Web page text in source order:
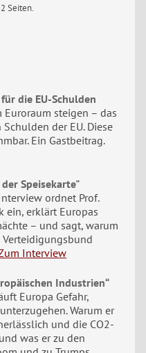
Seiten.
die EU-Schulden
Euroraum steigen – das
der EU. Diese
Ein Gastbeitrag.
Speisekarte"
ordnet Prof.
ein, erklärt Europas
– und sagt, warum
Verteidigungsbund
Interview
Industrien“
Europa Gefahr,
Warum er
und die CO2-
was er zu den